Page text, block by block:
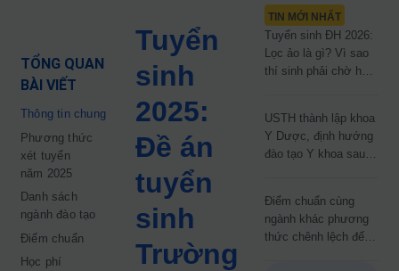
TỔNG QUAN
BÀI VIẾT
Thông tin chung
Phương thức
xét tuyển
năm 2025
Danh sách
ngành đào tạo
Điểm chuẩn
Học phí
Tuyển
sinh
2025:
Đề án
tuyển
sinh
Trường
TIN MỚI NHẤT
Tuyển sinh ĐH 2026:
Lọc ảo là gì? Vì sao
thí sinh phải chờ hơn
USTH thành lập khoa
Y Dược, định hướng
đào tạo Y khoa sau
Điểm chuẩn cùng
ngành khác phương
thức chênh lệch đến